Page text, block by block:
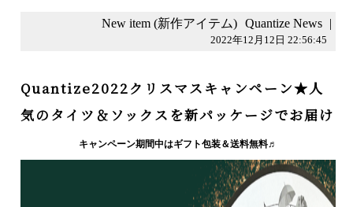
New item (新作アイテム) Quantize News |
2022年12月12日 22:56:45
Quantize2022クリスマスキャンペーン★人
気のタイツ＆ソックスを新パッケージでお届け
キャンペーン期間中はギフト包装＆送料無料♬